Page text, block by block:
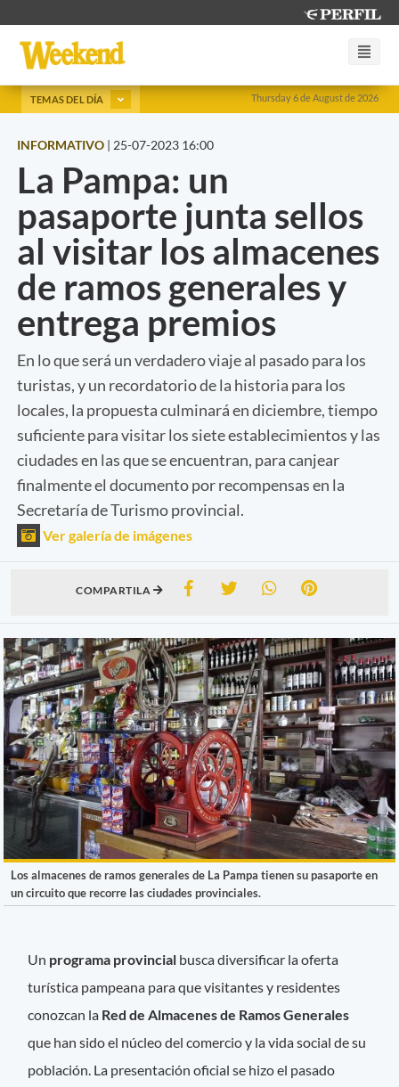
Thursday 6 de August de 2026
TEMAS DEL DÍA
INFORMATIVO | 25-07-2023 16:00
La Pampa: un
pasaporte junta sellos
al visitar los almacenes
de ramos generales y
entrega premios
En lo que será un verdadero viaje al pasado para los
turistas, y un recordatorio de la historia para los
locales, la propuesta culminará en diciembre, tiempo
suficiente para visitar los siete establecimientos y las
ciudades en las que se encuentran, para canjear
finalmente el documento por recompensas en la
Secretaría de Turismo provincial.
Ver galería de imágenes
COMPARTILA
Los almacenes de ramos generales de La Pampa tienen su pasaporte en
un circuito que recorre las ciudades provinciales.
Un programa provincial busca diversificar la oferta
turística pampeana para que visitantes y residentes
conozcan la Red de Almacenes de Ramos Generales
que han sido el núcleo del comercio y la vida social de su
población. La presentación oficial se hizo el pasado